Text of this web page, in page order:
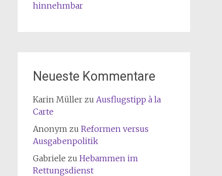
hinnehmbar
Neueste Kommentare
Karin Müllerzu Ausflugstipp à la
Carte
Anonymzu Reformen versus
Ausgabenpolitik
Gabriele zu Hebammen im
Rettungsdienst